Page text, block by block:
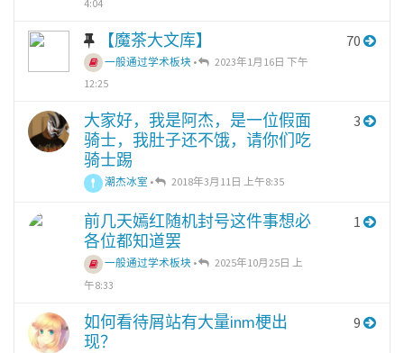
4:04
【魔茶大文库】
一般通过学术板块 •
2023年1月16日 下午
12:25
70
大家好，我是阿杰，是一位假面
骑士，我肚子还不饿，请你们吃
骑士踢
潮杰冰室 • 2018年3月11日 上午8:35
3
前几天嫣红随机封号这件事想必
各位都知道罢
一般通过学术板块 •
2025年10月25日 上
午8:33
1
如何看待屑站有大量inm梗出
现？
9